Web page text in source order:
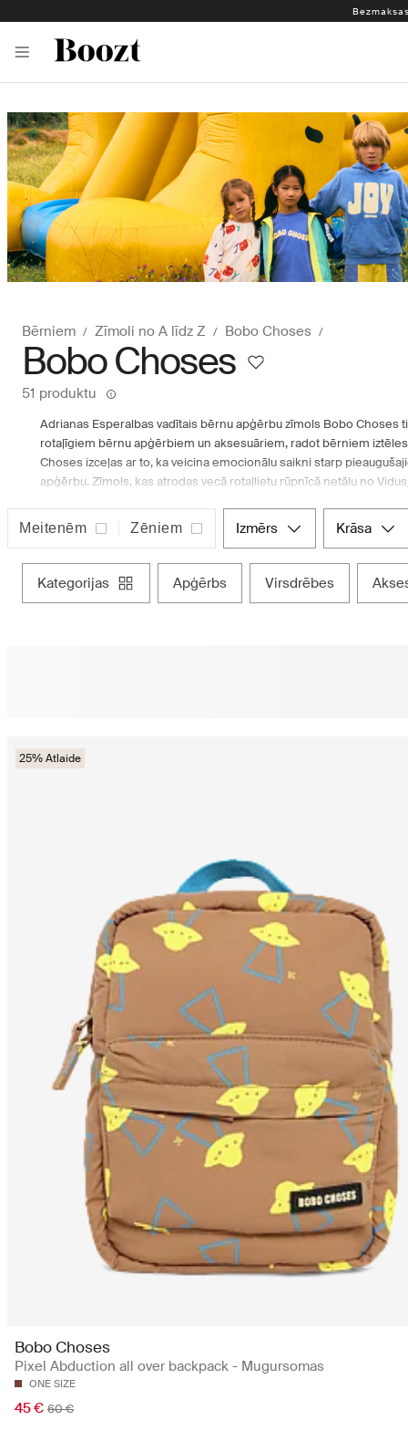
Bērniem Zīmoli no A līdz Z Bobo Choses
Bobo Choses
51 produktu
Adrianas Esperalbas vadītais bērnu apģērbu zīmols Bobo Choses
rotaļīgiem bērnu apģērbiem un aksesuāriem, radot bērniem
Choses izceļas ar to, ka veicina emocionālu saikni starp
apģērbu. Zīmols, kas atrodas vecā rotaļlietu rūpnīcā netālu no
stāsta unikālu vēsturi ar košām krāsām, jautrām apdrukām un
vēlas izvairīties no rutīnas, koncentrējoties uz rotaļām, zinātkāri
Meitenēm Zēniem izmērs krāsa
kategorijas apģērbs virsdrēbes
25% Atlaide
Bobo Choses
Pixel Abduction all over backpack - Mugursomas
ONE SIZE
45 € 60 €